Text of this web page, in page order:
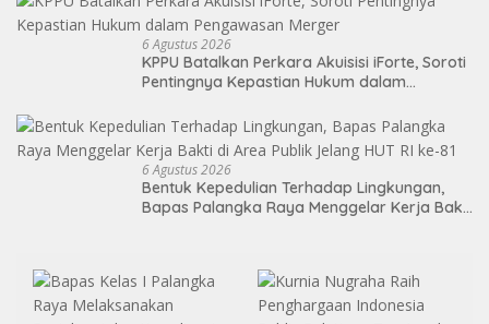
6 Agustus 2026
KPPU Batalkan Perkara Akuisisi iForte, Soroti
Pentingnya Kepastian Hukum dalam
6 Agustus 2026
Bentuk Kepedulian Terhadap Lingkungan,
Bapas Palangka Raya Menggelar Kerja Bakti